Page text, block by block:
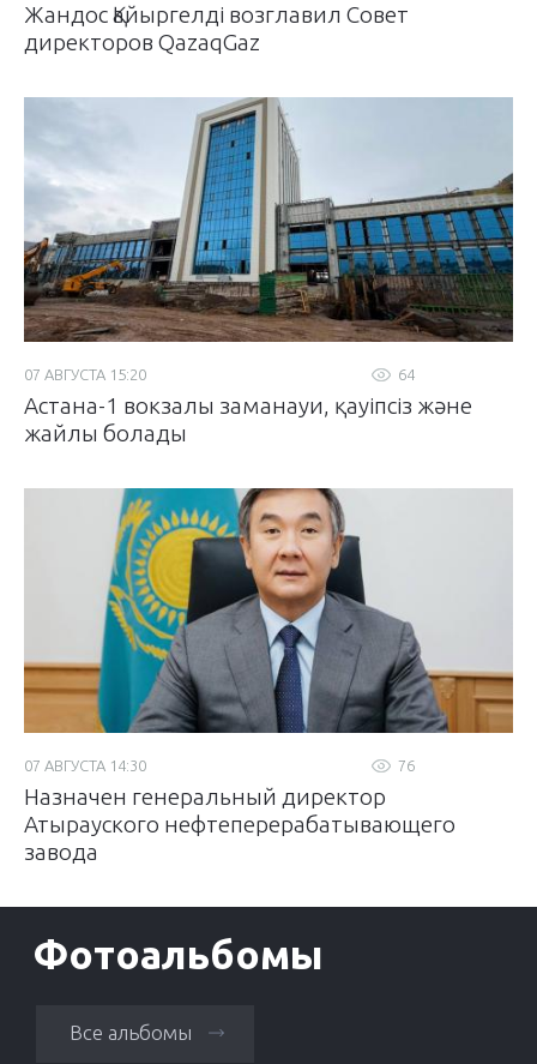
Жандос Қайыргелді возглавил Совет
директоров QazaqGaz
64
07 АВГУСТА 15:20
Астана-1 вокзалы заманауи, қауіпсіз және
жайлы болады
76
07 АВГУСТА 14:30
Назначен генеральный директор
Атырауского нефтеперерабатывающего
завода
Фотоальбомы
Все альбомы